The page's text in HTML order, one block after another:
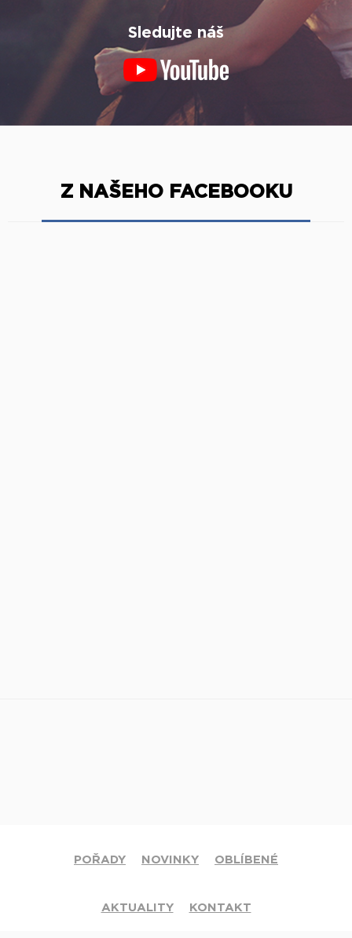
Sledujte náš
Z NAŠEHO FACEBOOKU
POŘADY NOVINKY OBLÍBENÉ
AKTUALITY KONTAKT